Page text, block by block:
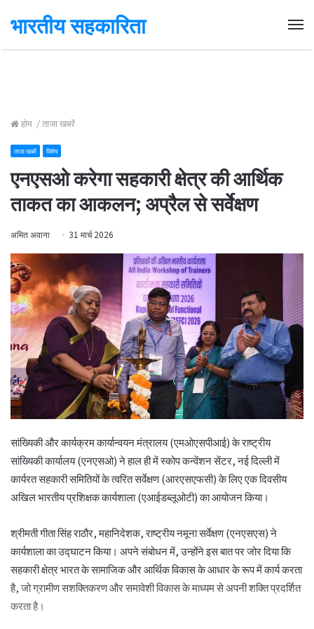
भारतीय सहकारिता
होम /ताजा खबरें
ताजा खबरें विशेष
एनएसओ करेगा सहकारी क्षेत्र की आर्थिक
ताकत का आकलन; अप्रैल से सर्वेक्षण
अमित अवाना 31 मार्च 2026
सांख्यिकी और कार्यक्रम कार्यान्वयन मंत्रालय (एमओएसपीआई) के राष्ट्रीय
सांख्यिकी कार्यालय (एनएसओ) ने हाल ही में स्कोप कन्वेंशन सेंटर, नई दिल्ली में
कार्यरत सहकारी समितियों के त्वरित सर्वेक्षण (आरएसएफसी) के लिए एक दिवसीय
अखिल भारतीय प्रशिक्षक कार्यशाला (एआईडब्लूओटी) का आयोजन किया।
श्रीमती गीता सिंह राठौर, महानिदेशक, राष्ट्रीय नमूना सर्वेक्षण (एनएसएस) ने
कार्यशाला का उद्घाटन किया। अपने संबोधन में, उन्होंने इस बात पर जोर दिया कि
सहकारी क्षेत्र भारत के सामाजिक और आर्थिक विकास के आधार के रूप में कार्य करता
है, जो ग्रामीण सशक्तिकरण और समावेशी विकास के माध्यम से अपनी शक्ति प्रदर्शित
करता है।